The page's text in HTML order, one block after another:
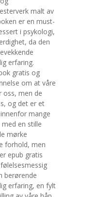
malt av
er en must-
i psykologi,
da den
erfaring.
gratis og
om at våre
oss, men de
og det er et
mange
en stille
mørke
forhold, men
epub gratis
berørende
erfaring, en fylt